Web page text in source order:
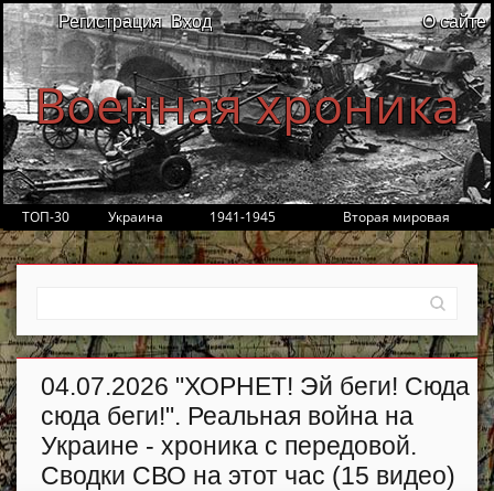
Регистрация Вход О сайте
Военная хроника
ТОП-30 Украина 1941-1945 Вторая мировая
04.07.2026 "ХОРНЕТ! Эй беги! Сюда
сюда беги!". Реальная война на
Украине - хроника с передовой.
Сводки СВО на этот час (15 видео)